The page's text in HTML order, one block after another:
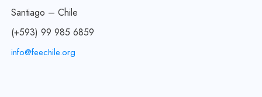
Santiago – Chile
(+593) 99 985 6859
info@feechile.org